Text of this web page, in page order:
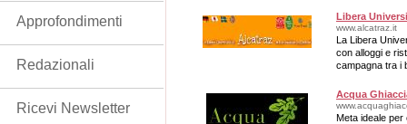
Libera
www.alcatraz.it
La Libera
con alloggi e
campagna tra i
Acqua
Meta ideale per
Approfondimenti
Redazionali
Ricevi Newsletter